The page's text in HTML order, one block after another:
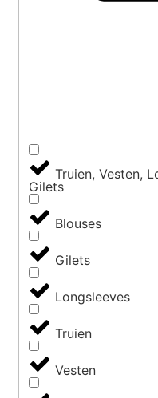
Truien, Vesten,
Gilets
Blouses
Gilets
Longsleeves
Truien
Vesten